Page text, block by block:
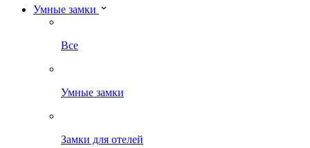
Умные замки
Все
Умные замки
Замки для отелей